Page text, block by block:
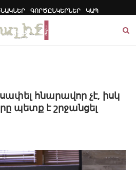
ԳՈՐԾԸՆԿԵՐՆԵՐ ԿԱՊ
հնարավոր չէ, իսկ
պետք է շրջանցել